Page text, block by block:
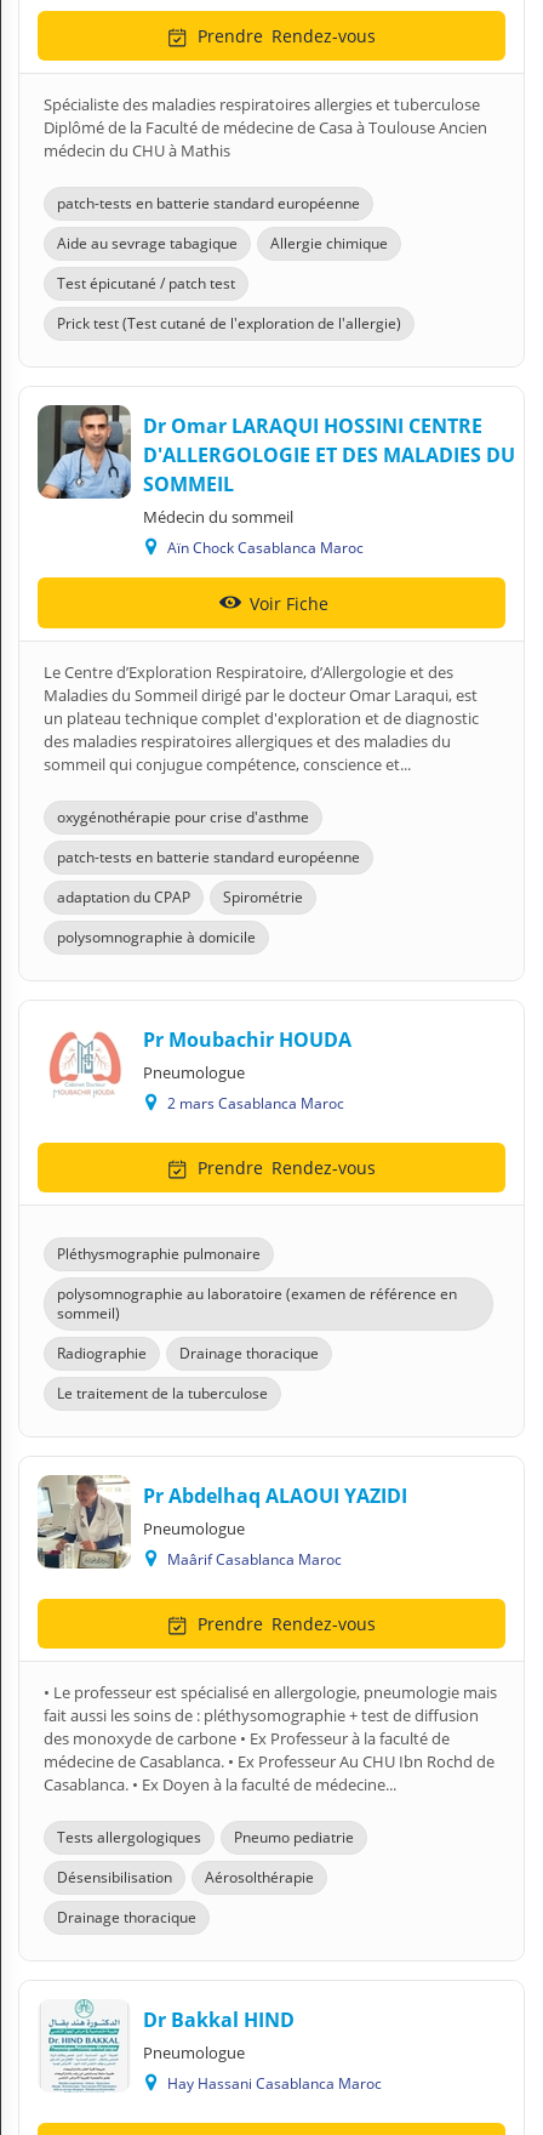
Prendre Rendez-vous
Spécialiste des maladies respiratoires allergies et tuberculose
Diplômé de la Faculté de médecine de Casa à Toulouse Ancien
médecin du CHU à Mathis
patch-tests en batterie standard européenne
Aide au sevrage tabagique
Allergie chimique
Test épicutané / patch test
Prick test (Test cutané de l'exploration de l'allergie)
Dr Omar LARAQUI HOSSINI CENTRE
D'ALLERGOLOGIE ET DES MALADIES DU
SOMMEIL
Médecin du sommeil
Aïn Chock Casablanca Maroc
Voir Fiche
Le Centre d’Exploration Respiratoire, d’Allergologie et des
Maladies du Sommeil dirigé par le docteur Omar Laraqui, est
un plateau technique complet d'exploration et de diagnostic
des maladies respiratoires allergiques et des maladies du
sommeil qui conjugue compétence, conscience et...
oxygénothérapie pour crise d'asthme
patch-tests en batterie standard européenne
adaptation du CPAP
Spirométrie
polysomnographie à domicile
Pr Moubachir HOUDA
Pneumologue
2 mars Casablanca Maroc
Prendre Rendez-vous
Pléthysmographie pulmonaire
polysomnographie au laboratoire (examen de référence en
sommeil)
Radiographie
Drainage thoracique
Le traitement de la tuberculose
Pr Abdelhaq ALAOUI YAZIDI
Pneumologue
Maârif Casablanca Maroc
Prendre Rendez-vous
• Le professeur est spécialisé en allergologie, pneumologie mais
fait aussi les soins de : pléthysomographie + test de diffusion
des monoxyde de carbone • Ex Professeur à la faculté de
médecine de Casablanca. • Ex Professeur Au CHU Ibn Rochd de
Casablanca. • Ex Doyen à la faculté de médecine...
Tests allergologiques
Pneumo pediatrie
Désensibilisation
Aérosolthérapie
Drainage thoracique
Dr Bakkal HIND
Pneumologue
Hay Hassani Casablanca Maroc